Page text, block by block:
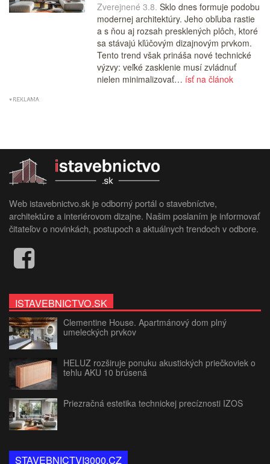
Zverejnené 3.8. Sklo dnes formuje podobu
modernej architektúry. Jeho obľuba rastie
a s ňou aj rozsah presklených plôch, ktoré
sa stávajú kľúčovým dizajnovým prvkom.
Tento trend však prináša nové technické
výzvy: veľké zasklenie musí zvládnuť
nielen minimalizovať… ísť na článok
Web istavebnictvo.sk je odborný portál o stavebníctve,
architektúre a interiérovom dizajne. Našim poslaním je informovať
čitateľov o novinkách, postupoch a aktuálnych trendoch v odbore.
ISTAVEBNICTVO.SK
Clementine House. Apartmánový dom plný
umeleckých prvkov
HELUZ rozširuje ponuku akustických priečkoviek o
tehlu AKU 10 brúsená
Priezračná estetika technickej precíznosti IZOS
STAVEBNICTVI3000.CZ